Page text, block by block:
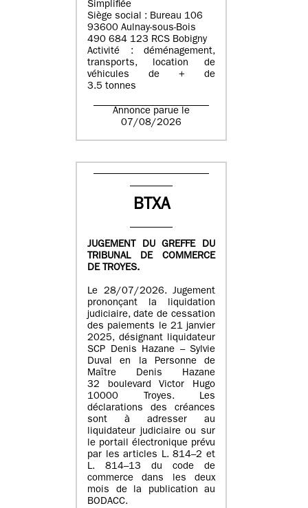
Simplifiée
Siège social : Bureau 106
93600 Aulnay-sous-Bois
490 684 123 RCS Bobigny
Activité : déménagement,
transports, location de
véhicules de + de
3.5 tonnes
Annonce parue le
07/08/2026
BTXA
JUGEMENT DU GREFFE DU
TRIBUNAL DE COMMERCE
DE TROYES.
Le 28/07/2026. Jugement
prononçant la liquidation
judiciaire, date de cessation
des paiements le 21 janvier
2025, désignant liquidateur
SCP Denis Hazane – Sylvie
Duval en la Personne de
Maître Denis Hazane
32 boulevard Victor Hugo
10000 Troyes. Les
déclarations des créances
sont à adresser au
liquidateur judiciaire ou sur
le portail électronique prévu
par les articles L. 814–2 et
L. 814–13 du code de
commerce dans les deux
mois de la publication au
BODACC.